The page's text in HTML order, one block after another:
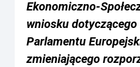
Ekonomiczno-
wniosku
Parlamentu
zmieniającego